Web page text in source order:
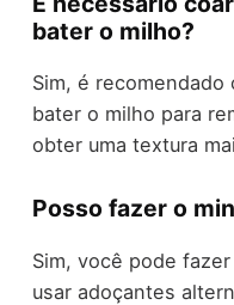
bater o milho?
Sim, é
bater o milho para
obter uma textura
Posso fazer o
Sim, você pode
usar adoçantes